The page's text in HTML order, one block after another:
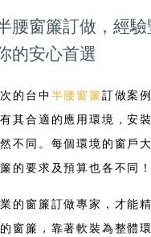
腰窗簾訂做，經
的安心首選
的台中半腰窗簾訂做案
其合適的應用環境，安
不同。每個環境的窗戶
的要求及預算也各不同！
的窗簾訂做專家，才能
窗簾，靠著軟裝為整體